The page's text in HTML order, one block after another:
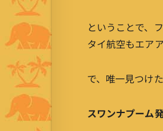
ということで、
タイ航空もエア
で、唯一見つけた
スワンナプー